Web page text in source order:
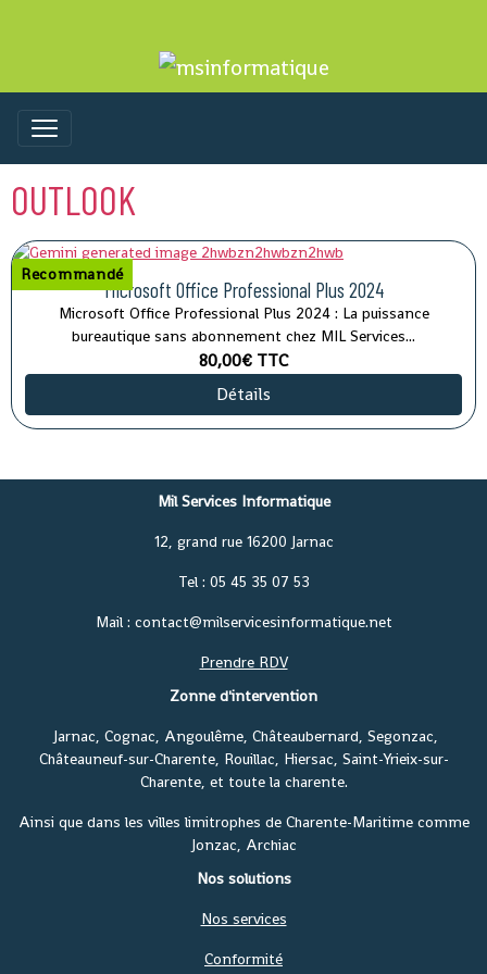
OUTLOOK
Recommandé
Microsoft Office Professional Plus 2024
Microsoft Office Professional Plus 2024 : La puissance
bureautique sans abonnement chez MIL Services...
80,00€ TTC
Détails
Mil Services Informatique
12, grand rue 16200 Jarnac
Tel : 05 45 35 07 53
Mail : contact@milservicesinformatique.net
Prendre RDV
Zonne d'intervention
Jarnac, Cognac, Angoulême, Châteaubernard, Segonzac,
Châteauneuf-sur-Charente, Rouillac, Hiersac, Saint-Yrieix-sur-
Charente, et toute la charente.
Ainsi que dans les villes limitrophes de Charente-Maritime comme
Jonzac, Archiac
Nos solutions
Nos services
Conformité